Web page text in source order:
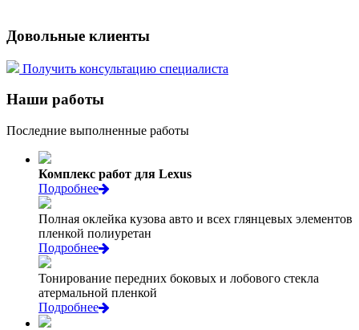
Довольные клиенты
Получить консультацию специалиста
Наши работы
Последние выполненные работы
Комплекс работ для Lexus
Подробнее
Полная оклейка кузова авто и всех глянцевых элементов
пленкой полиуретан
Подробнее
Тонирование передних боковых и лобового стекла
атермальной пленкой
Подробнее